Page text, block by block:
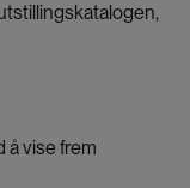
å vise frem